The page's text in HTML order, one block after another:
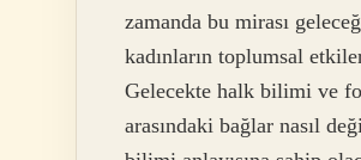
zamanda bu mirası
kadınların toplumsal
Gelecekte halk bilimi ve
arasındaki bağlar nasıl